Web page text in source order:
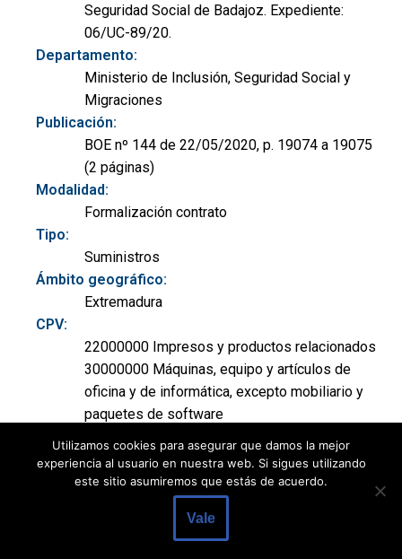
Seguridad Social de Badajoz. Expediente:
06/UC-89/20.
Departamento:
Ministerio de Inclusión, Seguridad Social y
Migraciones
Publicación:
BOE nº 144 de 22/05/2020, p. 19074 a 19075
(2 páginas)
Modalidad:
Formalización contrato
Tipo:
Suministros
Ámbito geográfico:
Extremadura
CPV:
22000000 Impresos y productos relacionados
30000000 Máquinas, equipo y artículos de
oficina y de informática, excepto mobiliario y
paquetes de software
39000000 Mobiliario (incluido el de oficina),
complementos de mobiliario, aparatos
electrodomésticos (excluida la iluminación) y
productos de limpieza
Utilizamos cookies para asegurar que damos la mejor
experiencia al usuario en nuestra web. Si sigues utilizando
este sitio asumiremos que estás de acuerdo.
Vale